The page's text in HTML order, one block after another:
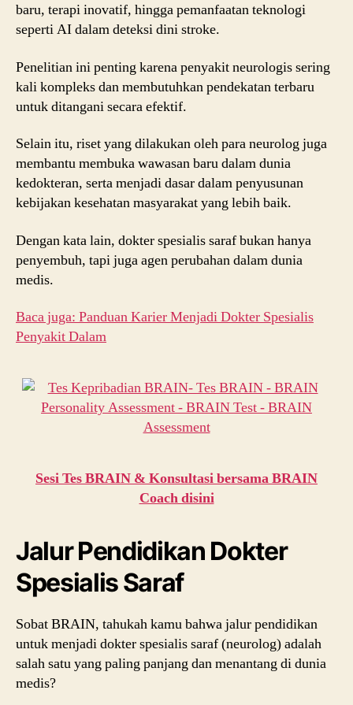
baru, terapi inovatif, hingga pemanfaatan teknologi
seperti AI dalam deteksi dini stroke.
Penelitian ini penting karena penyakit neurologis sering
kali kompleks dan membutuhkan pendekatan terbaru
untuk ditangani secara efektif.
Selain itu, riset yang dilakukan oleh para neurolog juga
membantu membuka wawasan baru dalam dunia
kedokteran, serta menjadi dasar dalam penyusunan
kebijakan kesehatan masyarakat yang lebih baik.
Dengan kata lain, dokter spesialis saraf bukan hanya
penyembuh, tapi juga agen perubahan dalam dunia
medis.
Baca juga: Panduan Karier Menjadi Dokter Spesialis
Penyakit Dalam
Sesi Tes BRAIN & Konsultasi bersama BRAIN
Coach disini
Jalur Pendidikan Dokter
Spesialis Saraf
Sobat BRAIN, tahukah kamu bahwa jalur pendidikan
untuk menjadi dokter spesialis saraf (neurolog) adalah
salah satu yang paling panjang dan menantang di dunia
medis?